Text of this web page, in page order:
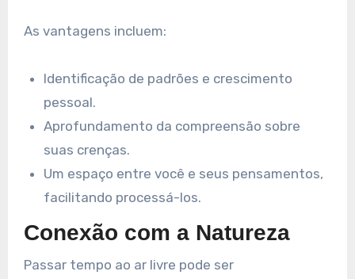
As vantagens incluem:
Identificação de padrões e crescimento
pessoal.
Aprofundamento da compreensão sobre
suas crenças.
Um espaço entre você e seus pensamentos,
facilitando processá-los.
Conexão com a Natureza
Passar tempo ao ar livre pode ser